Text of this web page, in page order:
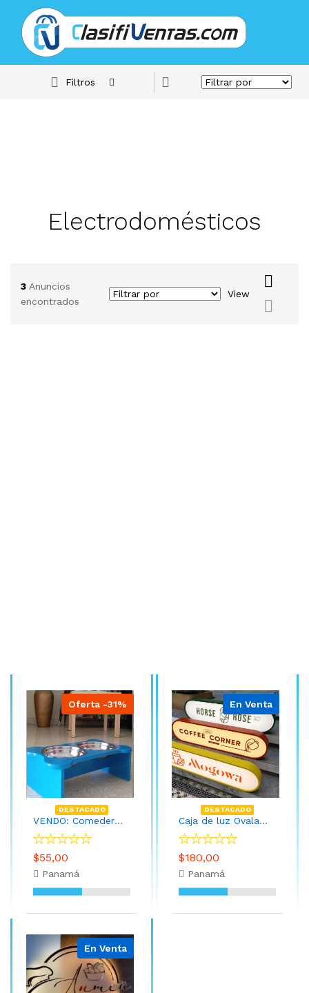
Filtros
Electrodomésticos
3 Anuncios
encontrados
View
Oferta -31%
DESTACADO
VENDO: Comedera de perro Altura 15 cmts Ideal para cuidar la columna de tu Mascota
$55,00
Panamá
En Venta
DESTACADO
Caja de luz Ovalada acrilica 80cm x 25cm
$180,00
Panamá
En Venta